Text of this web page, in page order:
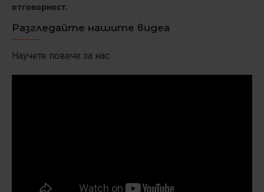
отговорност.
Разгледайте нашите видеа
Научете повече за нас.